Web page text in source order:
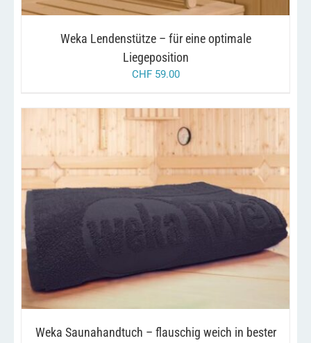
Weka Lendenstütze – für eine optimale
Liegeposition
CHF59.00
DIESES
VARIANTEN
AUF.
KÖNNEN
DER
DETAILS
Weka Saunahandtuch – flauschig weich in bester